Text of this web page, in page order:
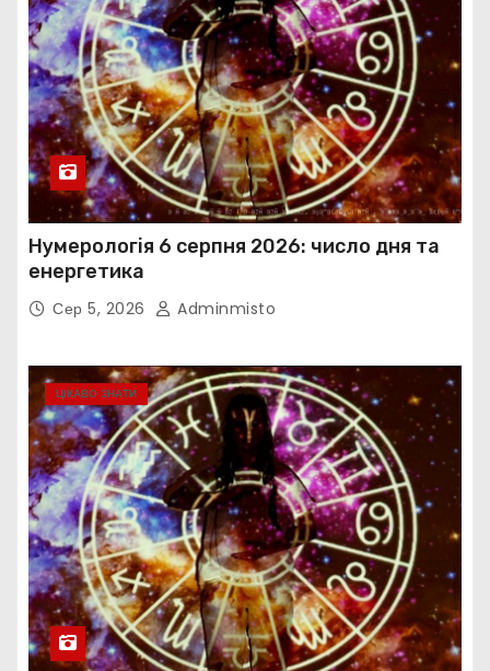
Нумерологія 6 серпня 2026: число дня та
енергетика
Сер 5, 2026 Adminmisto
ЦІКАВО ЗНАТИ